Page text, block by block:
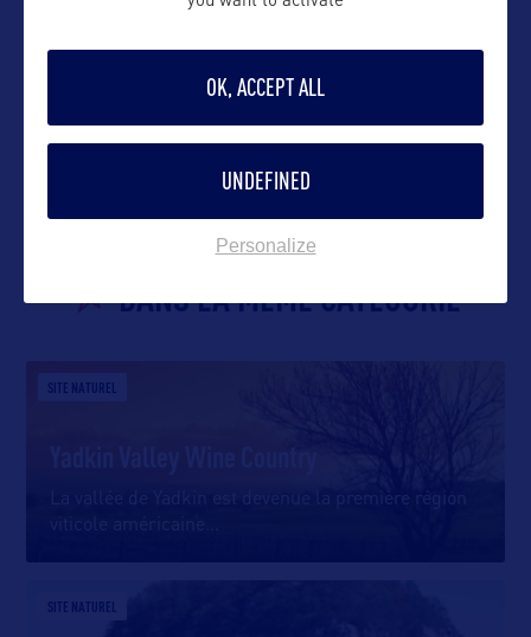
DANS LA MÊME CATEGORIE
SITE NATUREL
La vallée de Yadkin est devenue la première région
viticole américaine
SITE NATUREL
OK, ACCEPT ALL
UNDEFINED
Personalize